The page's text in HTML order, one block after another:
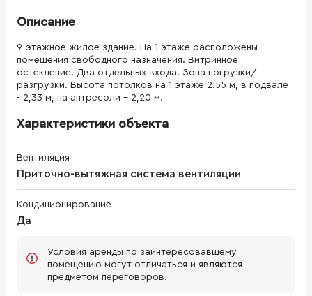
Описание
9-этажное жилое здание. На 1 этаже расположены
помещения свободного назначения. Витринное
остекление. Два отдельных входа. Зона погрузки/
разгрузки. Высота потолков на 1 этаже 2.55 м, в подвале
- 2,33 м, на антресоли - 2,20 м.
Характеристики объекта
Вентиляция
Приточно-вытяжная система вентиляции
Кондиционирование
Да
Условия аренды по заинтересовавшему
помещению могут отличаться и являются
предметом переговоров.